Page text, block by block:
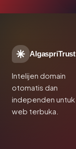
AlgaspriTrust
Intelijen domain
otomatis dan
independen untuk
web terbuka.